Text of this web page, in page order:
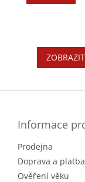
Informace
Prodejna
Doprava a platba
Ověření věku